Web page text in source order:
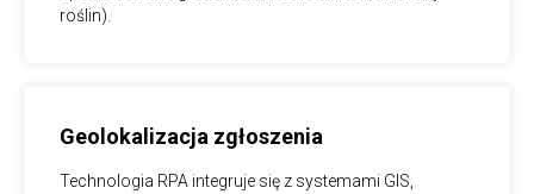
roślin).
Geolokalizacja zgłoszenia
Technologia RPA integruje się z systemami GIS,